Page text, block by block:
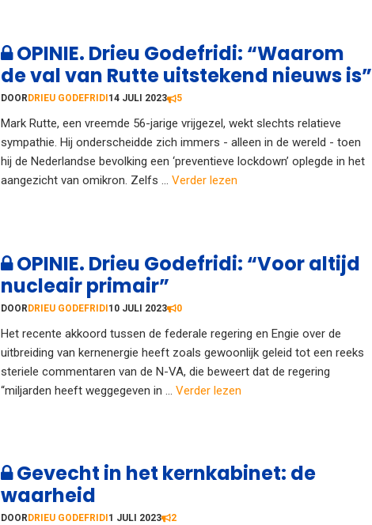
OPINIE. Drieu Godefridi: “Waarom
de val van Rutte uitstekend nieuws is”
DOOR DRIEU GODEFRIDI 14 JULI 2023 5
Mark Rutte, een vreemde 56-jarige vrijgezel, wekt slechts relatieve
sympathie. Hij onderscheidde zich immers - alleen in de wereld - toen
hij de Nederlandse bevolking een ‘preventieve lockdown’ oplegde in het
aangezicht van omikron. Zelfs ... Verder lezen
OPINIE. Drieu Godefridi: “Voor altijd
nucleair primair”
DOORDRIEU GODEFRIDI10 JULI 2023 0
Het recente akkoord tussen de federale regering en Engie over de
uitbreiding van kernenergie heeft zoals gewoonlijk geleid tot een reeks
steriele commentaren van de N-VA, die beweert dat de regering
“miljarden heeft weggegeven in ... Verder lezen
Gevecht in het kernkabinet: de
waarheid
DOOR DRIEU GODEFRIDI 1 JULI 2023 2